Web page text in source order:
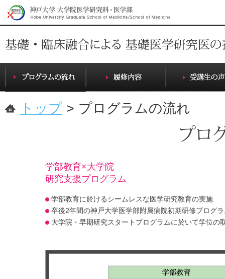
トップ > プログラムの流れ
学部教育×大学院
研究支援プログラム
学部教育に於けるシームレスな医学研究教育の実施
卒後2年間の神戸大学医学部附属病院初期研修プログ
大学院・早期研究スタートプログラムに於いて学位の